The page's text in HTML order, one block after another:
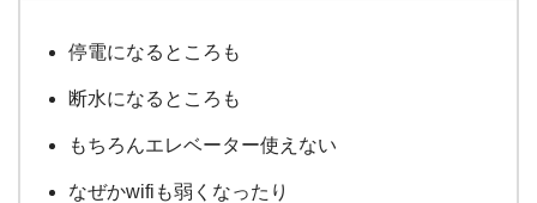
停電になるところも
断水になるところも
もちろんエレベーター使えない
なぜかwifiも弱くなったり